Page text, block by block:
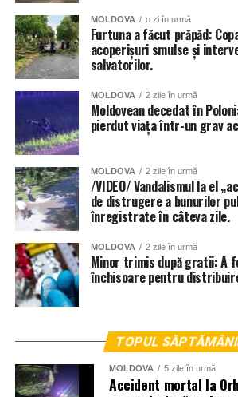
MOLDOVA o zi în urmă
Furtuna a făcut prăpăd:
acoperișuri smulse și
salvatorilor.
MOLDOVA 2 zile în urmă
Moldovean decedat în
pierdut viața într-un grav
MOLDOVA 2 zile în urmă
/VIDEO/ Vandalismul la el
de distrugere a bunurilor
înregistrate în câteva zile.
MOLDOVA 2 zile în urmă
Minor trimis după gratii: A
închisoare pentru
TOPUL
MOLDOVA 5 zile în urmă
Accident mortal la